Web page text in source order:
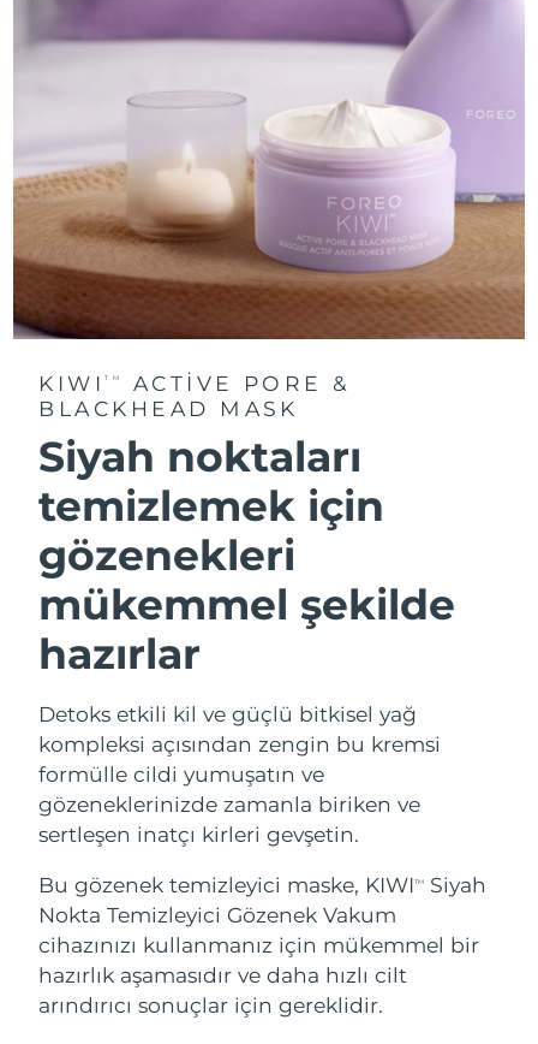
KIWITM
ACTIVE PORE &
BLACKHEAD MASK
Siyah noktaları
temizlemek için
gözenekleri
mükemmel şekilde
hazırlar
Detoks etkili kil ve güçlü bitkisel yağ
kompleksi açısından zengin bu kremsi
formülle cildi yumuşatın ve
gözeneklerinizde zamanla biriken ve
sertleşen inatçı kirleri gevşetin.
Bu gözenek temizleyici maske, KIWITM
Siyah
Nokta Temizleyici Gözenek Vakum
cihazınızı kullanmanız için mükemmel bir
hazırlık aşamasıdır ve daha hızlı cilt
arındırıcı sonuçlar için gereklidir.